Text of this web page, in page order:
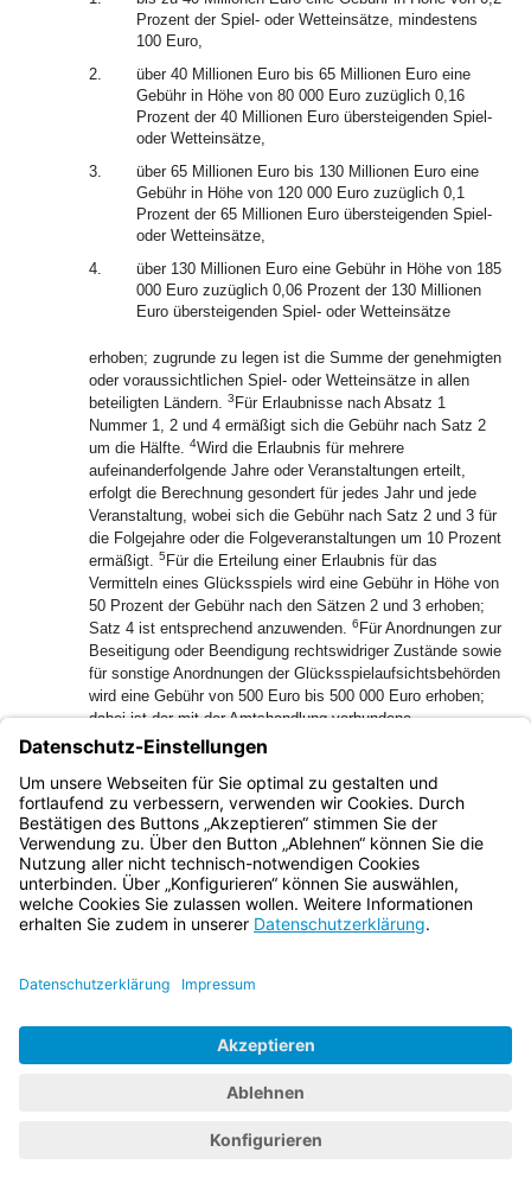
Prozent der Spiel- oder Wetteinsätze, mindestens
100 Euro,
2.
über 40 Millionen Euro bis 65 Millionen Euro eine
Gebühr in Höhe von 80 000 Euro zuzüglich 0,16
Prozent der 40 Millionen Euro übersteigenden Spiel-
oder Wetteinsätze,
3.
über 65 Millionen Euro bis 130 Millionen Euro eine
Gebühr in Höhe von 120 000 Euro zuzüglich 0,1
Prozent der 65 Millionen Euro übersteigenden Spiel-
oder Wetteinsätze,
4.
über 130 Millionen Euro eine Gebühr in Höhe von 185
000 Euro zuzüglich 0,06 Prozent der 130 Millionen
Euro übersteigenden Spiel- oder Wetteinsätze
erhoben; zugrunde zu legen ist die Summe der genehmigten
oder voraussichtlichen Spiel- oder Wetteinsätze in allen
beteiligten Ländern. 3 Für Erlaubnisse nach Absatz 1
Nummer 1, 2 und 4 ermäßigt sich die Gebühr nach Satz 2
um die Hälfte. 4Wird die Erlaubnis für mehrere
aufeinanderfolgende Jahre oder Veranstaltungen erteilt,
erfolgt die Berechnung gesondert für jedes Jahr und jede
Veranstaltung, wobei sich die Gebühr nach Satz 2 und 3 für
die Folgejahre oder die Folgeveranstaltungen um 10 Prozent
ermäßigt. 5 Für die Erteilung einer Erlaubnis für das
Vermitteln eines Glücksspiels wird eine Gebühr in Höhe von
50 Prozent der Gebühr nach den Sätzen 2 und 3 erhoben;
Satz 4 ist entsprechend anzuwenden. 6 Für Anordnungen zur
Beseitigung oder Beendigung rechtswidriger Zustände sowie
für sonstige Anordnungen der Glücksspielaufsichtsbehörden
wird eine Gebühr von 500 Euro bis 500 000 Euro erhoben;
dabei ist der mit der Amtshandlung verbundene
Verwaltungsaufwand aller beteiligten Behörden und Stellen
Im Übrigen gelten die
Kostenvorschriften des jeweiligen Sitzlandes der
handelnden Behörde.
Bayern.de
BayernPortal
Impressum